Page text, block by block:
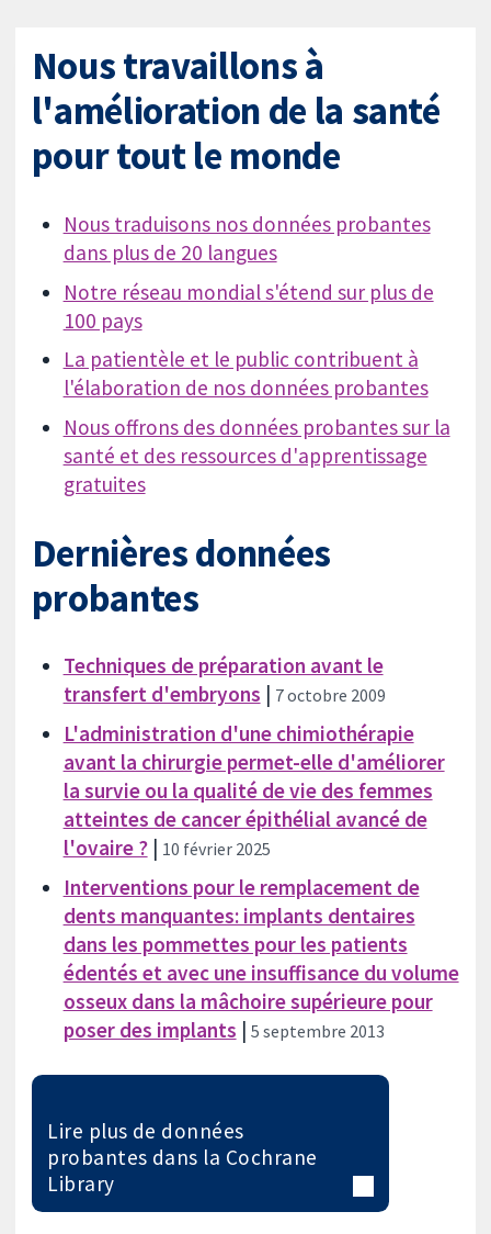
Nous travaillons à
l'amélioration de la santé
pour tout le monde
Nous traduisons nos données probantes
dans plus de 20 langues
Notre réseau mondial s'étend sur plus de
100 pays
La patientèle et le public contribuent à
l'élaboration de nos données probantes
Nous offrons des données probantes sur la
santé et des ressources d'apprentissage
gratuites
Dernières données
probantes
Techniques de préparation avant le
transfert d'embryons | 7 octobre 2009
L'administration d'une chimiothérapie
avant la chirurgie permet-elle d'améliorer
la survie ou la qualité de vie des femmes
atteintes de cancer épithélial avancé de
l'ovaire ?| 10 février 2025
Interventions pour le remplacement de
dents manquantes: implants dentaires
dans les pommettes pour les patients
édentés et avec une insuffisance du volume
osseux dans la mâchoire supérieure pour
poser des implants | 5 septembre 2013
Lire plus de données
probantes dans la Cochrane
Library